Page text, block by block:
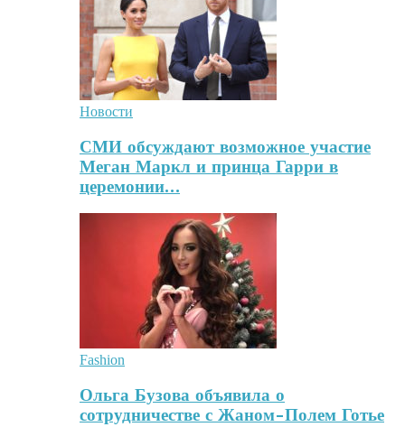
Новости
СМИ обсуждают возможное участие
Меган Маркл и принца Гарри в
церемонии…
Fashion
Ольга Бузова объявила о
сотрудничестве с Жаном-Полем Готье